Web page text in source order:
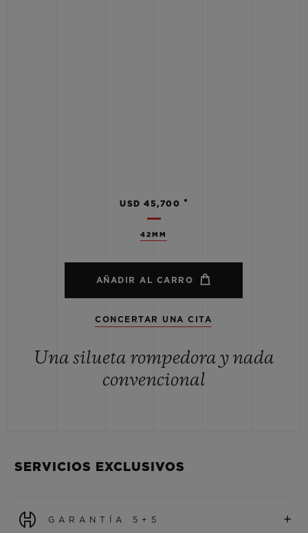
42MM
USD 45,700 •
AÑADIR AL CARRO
CONCERTAR UNA CITA
Una silueta rompedora y nada
convencional
SERVICIOS EXCLUSIVOS
GARANTÍA 5+5 +